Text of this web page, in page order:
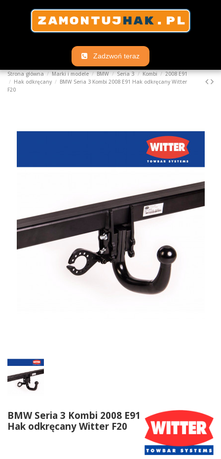
Zadzwoń teraz
Strona główna Marki i modele BMW Seria 3 Kombi
2008 E91
Hak odkręcany
BMW Seria 3 Kombi 2008 E91 Hak odkręcany Witter
F20
BMW Seria 3 Kombi 2008 E91
Hak odkręcany Witter F20